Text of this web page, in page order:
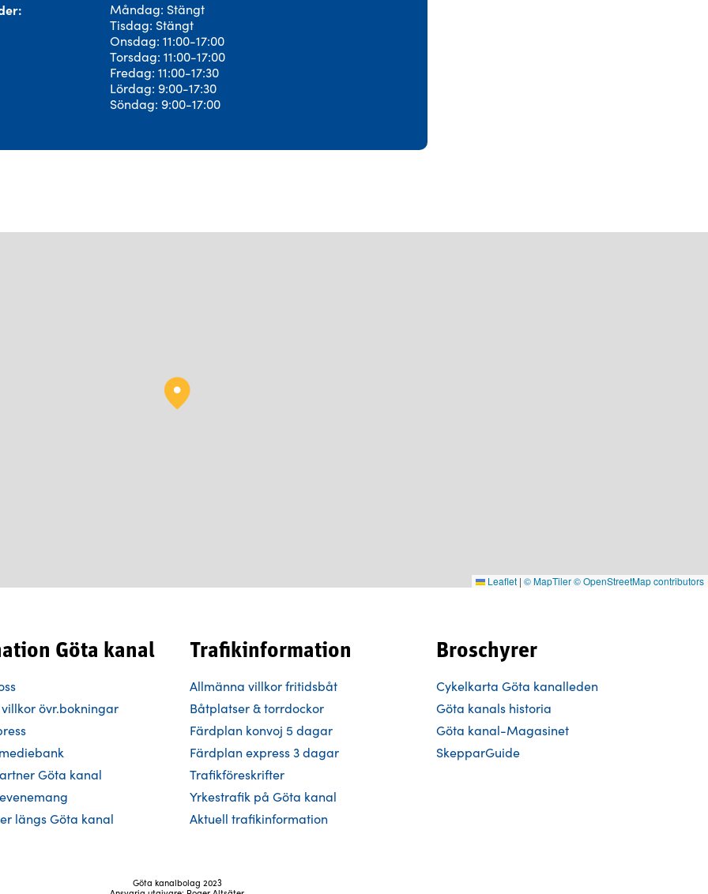
Måndag: Stängt
Tisdag: Stängt
Onsdag: 11:00-17:00
Torsdag: 11:00-17:00
Fredag: 11:00-17:30
Lördag: 9:00-17:30
Söndag: 9:00-17:00
Leaflet | © MapTiler© OpenStreetMap contributors
Göta kanal
övr.bokningar
Göta kanal
längs Göta kanal
Trafikinformation
Allmänna villkor fritidsbåt
Båtplatser & torrdockor
Färdplan konvoj 5 dagar
Färdplan express 3 dagar
Trafikföreskrifter
Yrkestrafik på Göta kanal
Aktuell trafikinformation
Broschyrer
Cykelkarta Göta kanalleden
Göta kanals historia
Göta kanal-Magasinet
SkepparGuide
Göta kanalbolag 2023